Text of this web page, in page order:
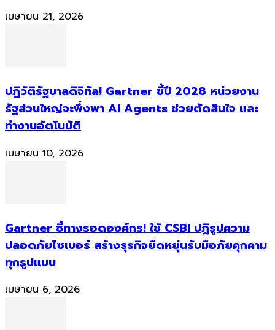
เมษายน 21, 2026
ปฏิวัติรัฐบาลดิจิทัล! Gartner ชี้ปี 2028 หน่วยงาน
รัฐส่วนใหญ่จะพึ่งพา AI Agents ช่วยตัดสินใจ และ
ทำงานอัตโนมัติ
เมษายน 10, 2026
Gartner ชี้ทางรอดองค์กร! ใช้ CSBI ปฏิรูปความ
ปลอดภัยไซเบอร์ สร้างธุรกิจยืดหยุ่นรับมือภัยคุกคาม
ทุกรูปแบบ
เมษายน 6, 2026